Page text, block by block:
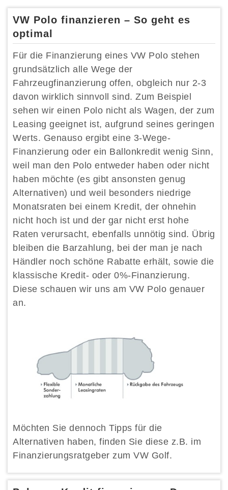
VW Polo finanzieren – So geht es
optimal
Für die Finanzierung eines VW Polo stehen
grundsätzlich alle Wege der
Fahrzeugfinanzierung offen, obgleich nur 2-3
davon wirklich sinnvoll sind. Zum Beispiel
sehen wir einen Polo nicht als Wagen, der zum
Leasing geeignet ist, aufgrund seines geringen
Werts. Genauso ergibt eine 3-Wege-
Finanzierung oder ein Ballonkredit wenig Sinn,
weil man den Polo entweder haben oder nicht
haben möchte (es gibt ansonsten genug
Alternativen) und weil besonders niedrige
Monatsraten bei einem Kredit, der ohnehin
nicht hoch ist und der gar nicht erst hohe
Raten verursacht, ebenfalls unnötig sind. Übrig
bleiben die Barzahlung, bei der man je nach
Händler noch schöne Rabatte erhält, sowie die
klassische Kredit- oder 0%-Finanzierung.
Diese schauen wir uns am VW Polo genauer
an.
Möchten Sie dennoch Tipps für die
Alternativen haben, finden Sie diese z.B. im
Finanzierungsratgeber zum VW Golf.